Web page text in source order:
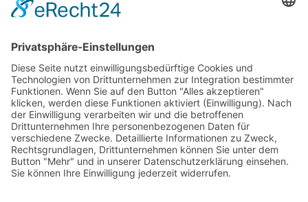
Hecken & Beete
Zubehör Bewässerung
MähroboterHome /Mähroboter
Mähroboter mit Begrenzungskabel
Mähroboter ohne Begrenzungskabel
Zubehör für Mähroboter
DüngerHome/Dünger
Bodenaktivator
Rasaflor
Animalin